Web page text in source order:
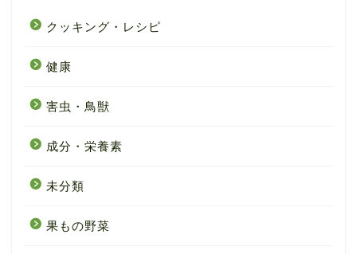
クッキング・レシピ
健康
害虫・鳥獣
成分・栄養素
未分類
果もの野菜